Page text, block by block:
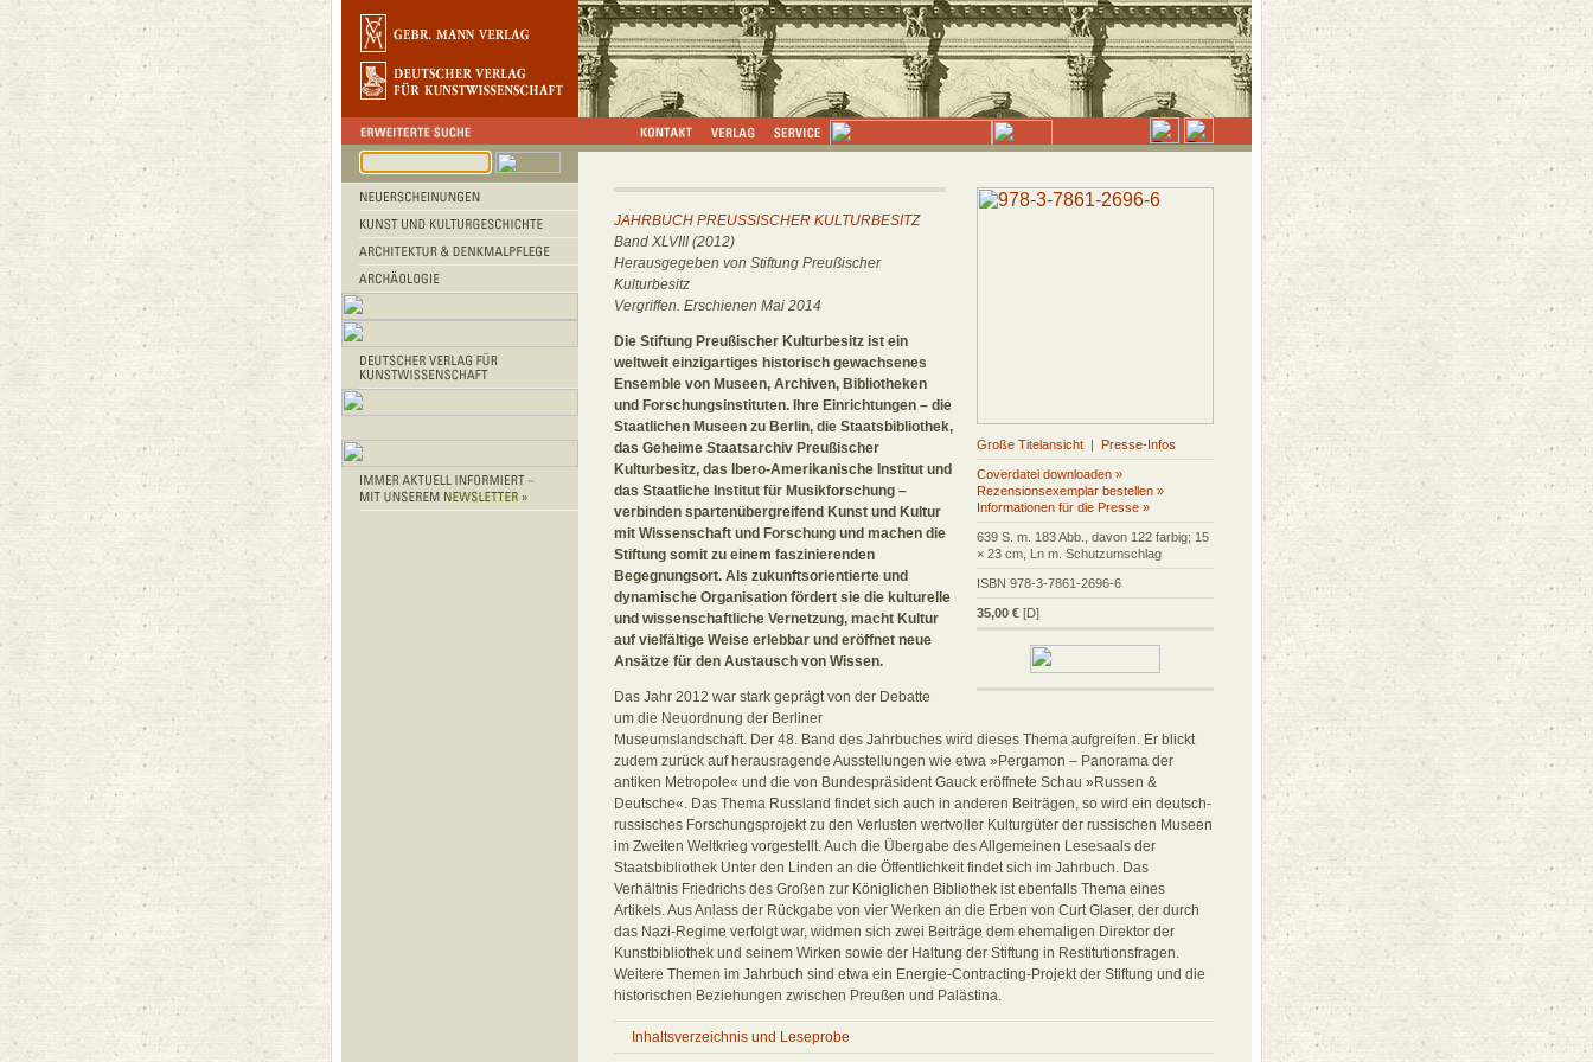
Große Titelansicht | Presse-Infos
Coverdatei downloaden »
Rezensionsexemplar bestellen »
Informationen für die Presse »
639 S. m. 183 Abb., davon 122 farbig; 15
× 23 cm, Ln m. Schutzumschlag
ISBN 978-3-7861-2696-6
35,00 € [D]
JAHRBUCH PREUSSISCHER KULTURBESITZ
Band XLVIII (2012)
Herausgegeben von Stiftung Preußischer
Kulturbesitz
Vergriffen. Erschienen Mai 2014
Die Stiftung Preußischer Kulturbesitz ist ein
weltweit einzigartiges historisch gewachsenes
Ensemble von Museen, Archiven, Bibliotheken
und Forschungsinstituten. Ihre Einrichtungen – die
Staatlichen Museen zu Berlin, die Staatsbibliothek,
das Geheime Staatsarchiv Preußischer
Kulturbesitz, das Ibero-Amerikanische Institut und
das Staatliche Institut für Musikforschung –
verbinden spartenübergreifend Kunst und Kultur
mit Wissenschaft und Forschung und machen die
Stiftung somit zu einem faszinierenden
Begegnungsort. Als zukunftsorientierte und
dynamische Organisation fördert sie die kulturelle
und wissenschaftliche Vernetzung, macht Kultur
auf vielfältige Weise erlebbar und eröffnet neue
Ansätze für den Austausch von Wissen.
Das Jahr 2012 war stark geprägt von der Debatte
um die Neuordnung der Berliner
Museumslandschaft. Der 48. Band des Jahrbuches wird dieses Thema aufgreifen. Er blickt
zudem zurück auf herausragende Ausstellungen wie etwa »Pergamon – Panorama der
antiken Metropole« und die von Bundespräsident Gauck eröffnete Schau »Russen &
Deutsche«. Das Thema Russland findet sich auch in anderen Beiträgen, so wird ein deutsch-
russisches Forschungsprojekt zu den Verlusten wertvoller Kulturgüter der russischen Museen
im Zweiten Weltkrieg vorgestellt. Auch die Übergabe des Allgemeinen Lesesaals der
Staatsbibliothek Unter den Linden an die Öffentlichkeit findet sich im Jahrbuch. Das
Verhältnis Friedrichs des Großen zur Königlichen Bibliothek ist ebenfalls Thema eines
Artikels. Aus Anlass der Rückgabe von vier Werken an die Erben von Curt Glaser, der durch
das Nazi-Regime verfolgt war, widmen sich zwei Beiträge dem ehemaligen Direktor der
Kunstbibliothek und seinem Wirken sowie der Haltung der Stiftung in Restitutionsfragen.
Weitere Themen im Jahrbuch sind etwa ein Energie-Contracting-Projekt der Stiftung und die
historischen Beziehungen zwischen Preußen und Palästina.
Inhaltsverzeichnis und Leseprobe